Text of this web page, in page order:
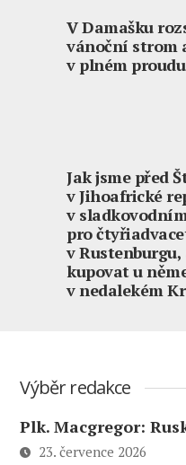
V Damašku
vánoční strom
v plném proudu
Jak jsme před
v Jihoafrické
v
pro
v Rustenburgu,
kupovat u
v nedalekém
Výběr redakce
Plk. Macgregor:
23. července 2026